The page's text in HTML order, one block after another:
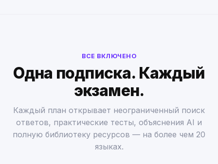
ВСЕ ВКЛЮЧЕНО
Одна подписка. Каждый
экзамен.
Каждый план открывает неограниченный поиск
ответов, практические тесты, объяснения AI и
полную библиотеку ресурсов — на более чем 20
языках.